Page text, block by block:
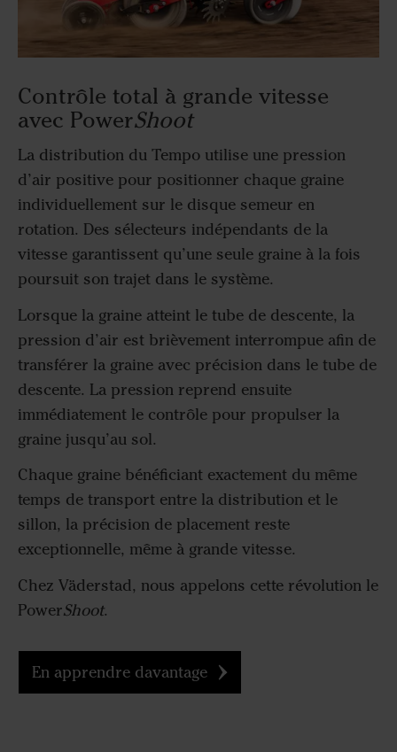
Contrôle total à grande vitesse
avec PowerShoot
La distribution du Tempo utilise une pression
d’air positive pour positionner chaque graine
individuellement sur le disque semeur en
rotation. Des sélecteurs indépendants de la
vitesse garantissent qu’une seule graine à la fois
poursuit son trajet dans le système.
Lorsque la graine atteint le tube de descente, la
pression d’air est brièvement interrompue afin de
transférer la graine avec précision dans le tube de
descente. La pression reprend ensuite
immédiatement le contrôle pour propulser la
graine jusqu’au sol.
Chaque graine bénéficiant exactement du même
temps de transport entre la distribution et le
sillon, la précision de placement reste
exceptionnelle, même à grande vitesse.
Chez Väderstad, nous appelons cette révolution le
PowerShoot.
En apprendre davantage